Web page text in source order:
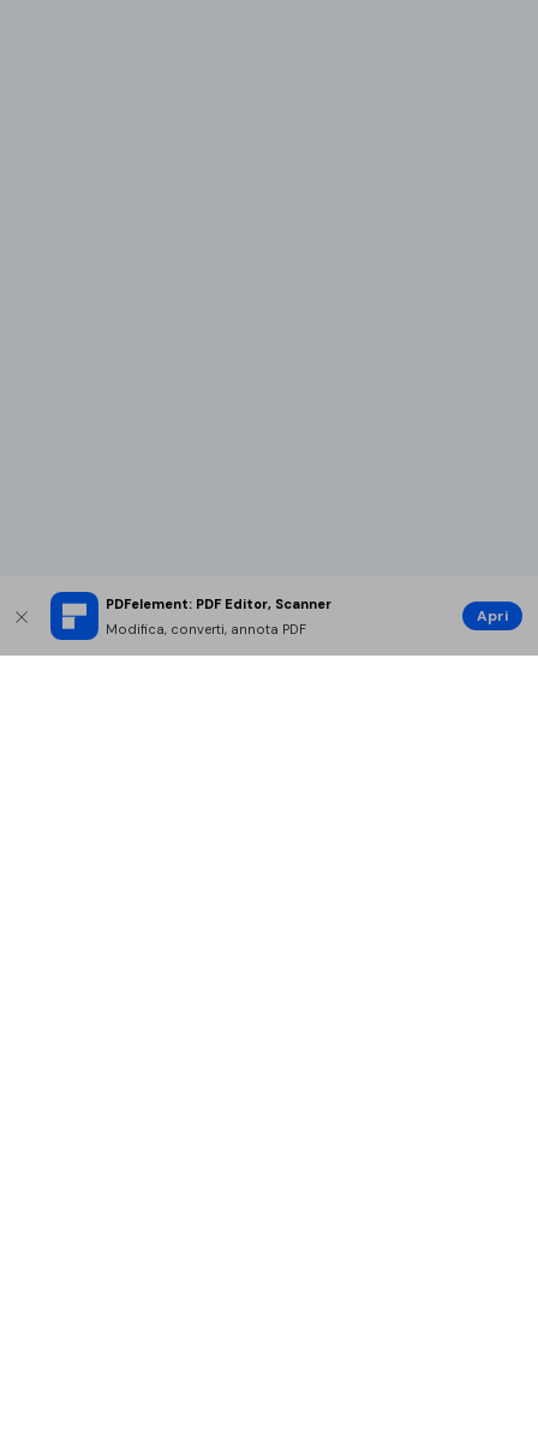
PDFelement: PDF Editor, Scanner
Modifica, converti, annota PDF
Apri